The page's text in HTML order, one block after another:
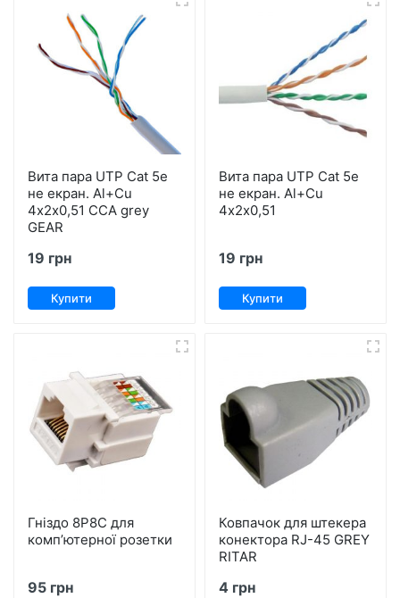
Вита пара UTP Cat 5е
не екран. Al+Сu
4х2х0,51 ССA grey
GEAR
19 грн
Купити
Вита пара UTP Cat 5е
не екран. Al+Сu
4х2х0,51
19 грн
Купити
Гніздо 8P8C для
комп’ютерної розетки
95 грн
Ковпачок для штекера
конектора RJ-45 GREY
RITAR
4 грн